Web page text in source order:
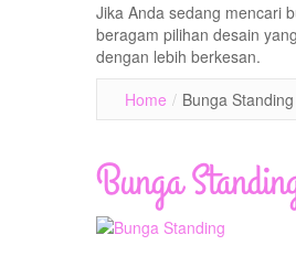
Jika Anda sedang mencari
beragam pilihan desain
dengan lebih berkesan.
Home / Bunga
Bunga View Detail